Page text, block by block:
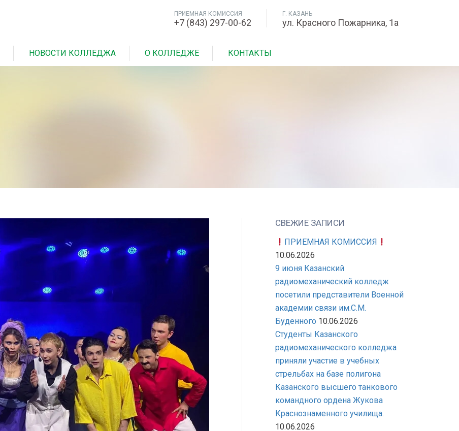
ПРИЕМНАЯ КОМИССИЯ
+7 (843) 297-00-62
Г. КАЗАНЬ
ул. Красного Пожарника, 1а
НОВОСТИ КОЛЛЕДЖА О КОЛЛЕДЖЕ КОНТАКТЫ
СВЕЖИЕ ЗАПИСИ
ПРИЕМНАЯ КОМИССИЯ
10.06.2026
9 июня Казанский
радиомеханический колледж
посетили представители Военной
академии связи им.С.М.
Буденного 10.06.2026
Студенты Казанского
радиомеханического колледжа
приняли участие в учебных
стрельбах на базе полигона
Казанского высшего танкового
командного ордена Жукова
Краснознаменного училища.
10.06.2026